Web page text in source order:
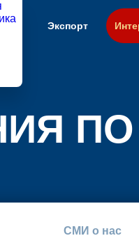
Экспорт
ПО
СМИ о нас